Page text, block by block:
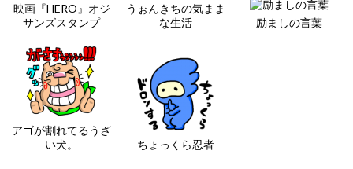
映画『HERO』オジ
サンズスタンプ
うぉんきちの気まま
な生活
励ましの言葉
アゴが割れてるうざ
い犬。
ちょっくら忍者